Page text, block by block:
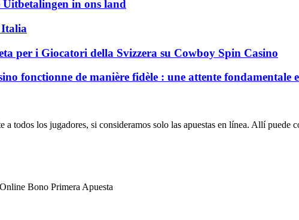
in ons land
Italia
per i Giocatori della Svizzera su Cowboy Spin Casino
fonctionne de manière fidèle : une attente fondamentale
a todos los jugadores, si consideramos solo las apuestas en línea. Allí puede
Bono Primera Apuesta